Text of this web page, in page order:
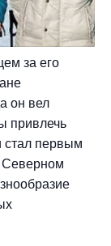
за его
он вел
привлечь
стал первым
Северном